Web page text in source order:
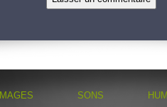
IMAGES SONS